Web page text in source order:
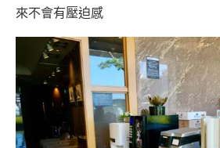
來不會有壓迫感